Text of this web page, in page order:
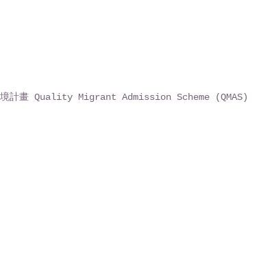
境計畫 Quality Migrant Admission Scheme (QMAS)